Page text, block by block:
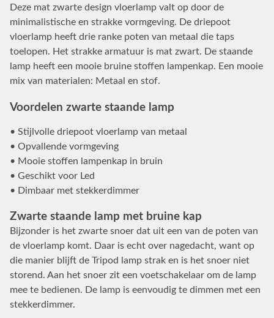
Deze mat zwarte design vloerlamp valt op door de
minimalistische en strakke vormgeving. De driepoot
vloerlamp heeft drie ranke poten van metaal die taps
toelopen. Het strakke armatuur is mat zwart. De staande
lamp heeft een mooie bruine stoffen lampenkap. Een mooie
mix van materialen: Metaal en stof.
Voordelen zwarte staande lamp
• Stijlvolle driepoot vloerlamp van metaal
• Opvallende vormgeving
• Mooie stoffen lampenkap in bruin
• Geschikt voor Led
• Dimbaar met stekkerdimmer
Zwarte staande lamp met bruine kap
Bijzonder is het zwarte snoer dat uit een van de poten van
de vloerlamp komt. Daar is echt over nagedacht, want op
die manier blijft de Tripod lamp strak en is het snoer niet
storend. Aan het snoer zit een voetschakelaar om de lamp
mee te bedienen. De lamp is eenvoudig te dimmen met een
stekkerdimmer.